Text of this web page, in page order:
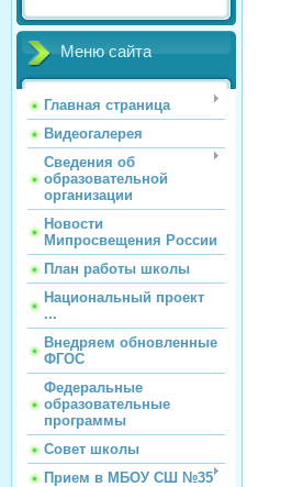
Меню сайта
Главная страница
Видеогалерея
Сведения об
образовательной
организации
Новости
Мипросвещения России
План работы школы
Национальный проект
...
Внедряем обновленные
ФГОС
Федеральные
образовательные
программы
Совет школы
Прием в МБОУ СШ №35